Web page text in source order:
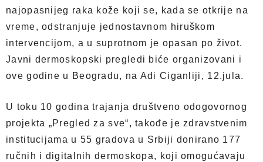
najopasnijeg raka kože koji se, kada se otkrije na
vreme, odstranjuje jednostavnom hiruškom
intervencijom, a u suprotnom je opasan po život.
Javni dermoskopski pregledi biće organizovani i
ove godine u Beogradu, na Adi Ciganliji, 12.jula.
U toku 10 godina trajanja društveno odogovornog
projekta „Pregled za sve“, takođe je zdravstvenim
institucijama u 55 gradova u Srbiji donirano 177
ručnih i digitalnih dermoskopa, koji omogućavaju